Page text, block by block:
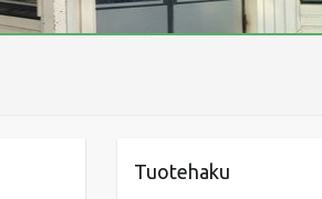
Tuotehaku